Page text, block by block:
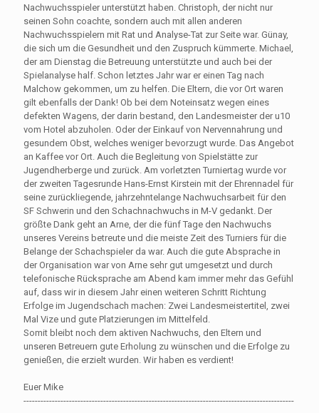
Nachwuchsspieler unterstützt haben. Christoph, der nicht nur
seinen Sohn coachte, sondern auch mit allen anderen
Nachwuchsspielern mit Rat und Analyse-Tat zur Seite war. Günay,
die sich um die Gesundheit und den Zuspruch kümmerte. Michael,
der am Dienstag die Betreuung unterstützte und auch bei der
Spielanalyse half. Schon letztes Jahr war er einen Tag nach
Malchow gekommen, um zu helfen. Die Eltern, die vor Ort waren
gilt ebenfalls der Dank! Ob bei dem Noteinsatz wegen eines
defekten Wagens, der darin bestand, den Landesmeister der u10
vom Hotel abzuholen. Oder der Einkauf von Nervennahrung und
gesundem Obst, welches weniger bevorzugt wurde. Das Angebot
an Kaffee vor Ort. Auch die Begleitung von Spielstätte zur
Jugendherberge und zurück. Am vorletzten Turniertag wurde vor
der zweiten Tagesrunde Hans-Ernst Kirstein mit der Ehrennadel für
seine zurückliegende, jahrzehntelange Nachwuchsarbeit für den
SF Schwerin und den Schachnachwuchs in M-V gedankt. Der
größte Dank geht an Arne, der die fünf Tage den Nachwuchs
unseres Vereins betreute und die meiste Zeit des Turniers für die
Belange der Schachspieler da war. Auch die gute Absprache in
der Organisation war von Arne sehr gut umgesetzt und durch
telefonische Rücksprache am Abend kam immer mehr das Gefühl
auf, dass wir in diesem Jahr einen weiteren Schritt Richtung
Erfolge im Jugendschach machen: Zwei Landesmeistertitel, zwei
Mal Vize und gute Platzierungen im Mittelfeld.
Somit bleibt noch dem aktiven Nachwuchs, den Eltern und
unseren Betreuern gute Erholung zu wünschen und die Erfolge zu
genießen, die erzielt wurden. Wir haben es verdient!
Euer Mike
-----------------------------------------------------------------------------------------------